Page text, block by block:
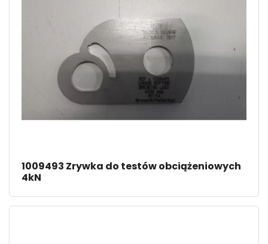
1009493 Zrywka do testów obciążeniowych
4kN